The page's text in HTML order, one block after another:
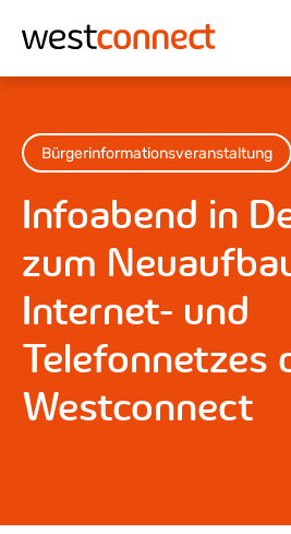
Hauptnavigation
Bürgerinformationsveranstaltung
Infoabend in
zum
Internet- und
Telefonnetzes
Westconnect